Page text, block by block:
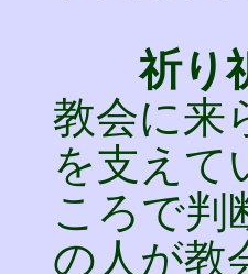
祈り
教会に来
を支えて
ころで判
の人が教